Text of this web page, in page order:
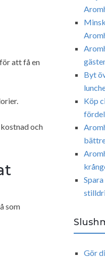
att få en
och
som
Byt
Köp
Gör